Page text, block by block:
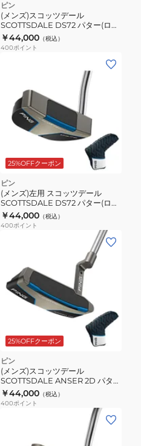
ピン
(メンズ)スコッツデール
SCOTTSDALE DS72 パター(ロフ
ト3度)Stepless Steel
￥44,000 （税込）
400ポイント
25%OFFクーポン
ピン
(メンズ)左用 スコッツデール
SCOTTSDALE DS72 パター(ロフ
ト3度)Stepless Steel
￥44,000 （税込）
400ポイント
25%OFFクーポン
ピン
(メンズ)スコッツデール
SCOTTSDALE ANSER 2D パター
(ロフト3度)Stepless Steel
￥44,000 （税込）
400ポイント